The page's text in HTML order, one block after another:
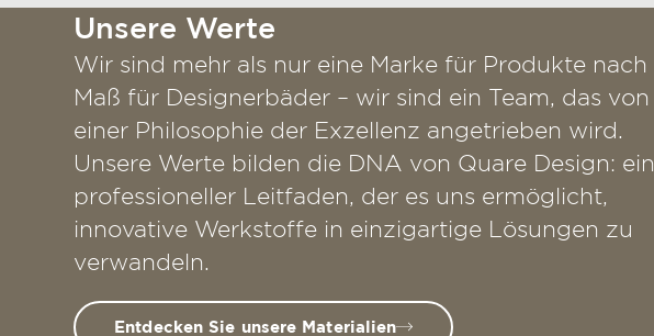
Unsere Werte
Wir sind mehr als nur eine Marke für Produkte nach
Maß für Designerbäder – wir sind ein Team, das von
einer Philosophie der Exzellenz angetrieben wird.
Unsere Werte bilden die DNA von Quare Design: ein
professioneller Leitfaden, der es uns ermöglicht,
innovative Werkstoffe in einzigartige Lösungen zu
verwandeln.
Entdecken Sie unsere Materialien